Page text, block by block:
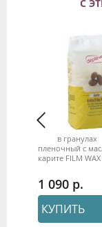
С
Воск в гранулах
пленочный с
карите FILM WAX
1 090
КУПИТЬ